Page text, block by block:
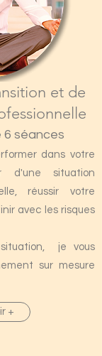
et de
6 séances
dans votre
d'une situation
réussir votre
avec les risques
je vous
sur mesure
+